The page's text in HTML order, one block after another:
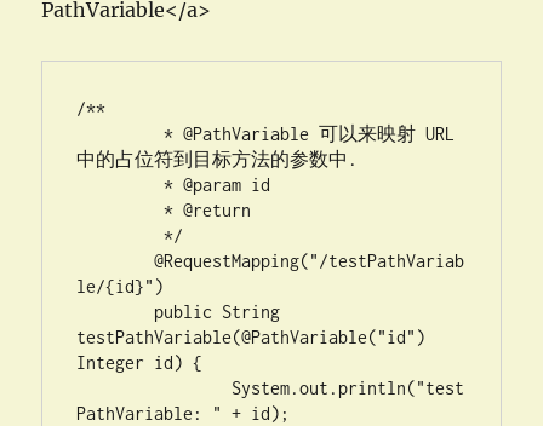
PathVariable</a>
/**
中的占位符到目标方法的参数中.
	@RequestMapping("/testPathVariab
le/{id}")
testPathVariable(@PathVariable("id")
Integer id) {
PathVariable: " + id);